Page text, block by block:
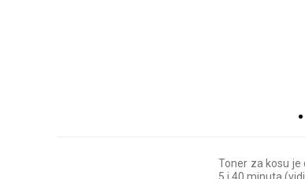
Toner za kosu je